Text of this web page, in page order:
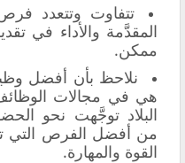
تتفاوت وتتعدد
المقدَّمة والأداء في
ممكن.
نلاحظ بأن أفضل
هي في مجالات الوظائف
البلاد توجَّهت نحو
من أفضل الفرص التي
القوة والمهارة.